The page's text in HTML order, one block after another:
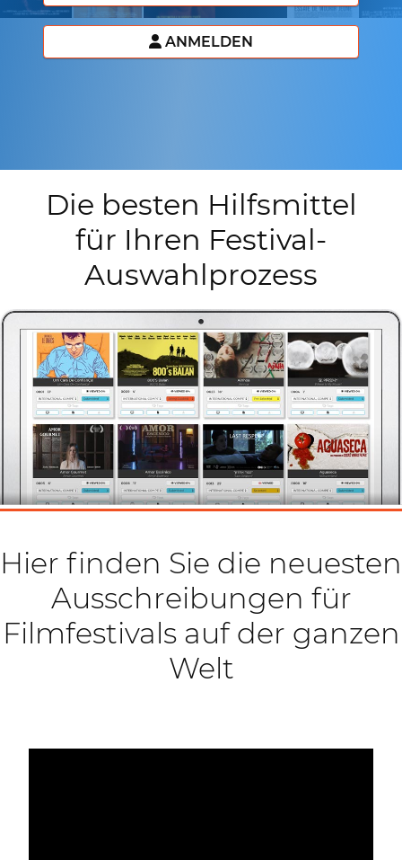
ANMELDEN
Die besten Hilfsmittel
für Ihren Festival-
Auswahlprozess
Hier finden Sie die neuesten
Ausschreibungen für
Filmfestivals auf der ganzen
Welt